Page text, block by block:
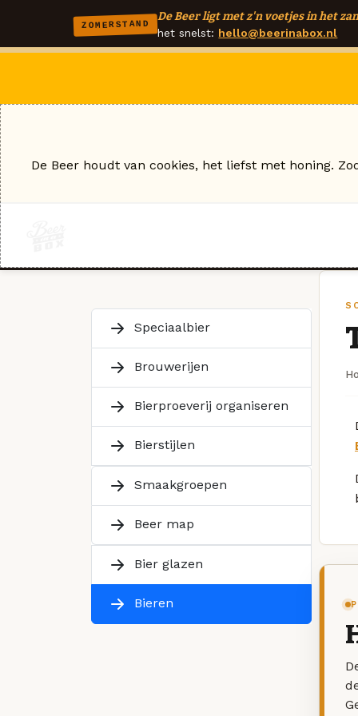
ZOMERSTAND
De Beer ligt met z'n voetjes in het
het snelst: hello@beerinabox.nl
Speciaalbier
Brouwerijen
Bierproeverij organiseren
Bierstijlen
Smaakgroepen
Beer map
Bier glazen
Bieren
De Beer houdt van cookies, het liefst met honing.